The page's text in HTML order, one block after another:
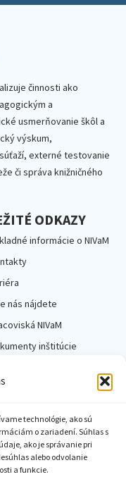
technológie, ako sú
o zariadení. Súhlas s
ako je správanie pri
alebo odvolanie
a funkcie.
činnosti ako
a
usmerňovanie škôl a
výskum,
externé testovanie
či správa knižničného
ODKAZY
informácie o NIVaM
nás nájdete
NIVaM
inštitúcie